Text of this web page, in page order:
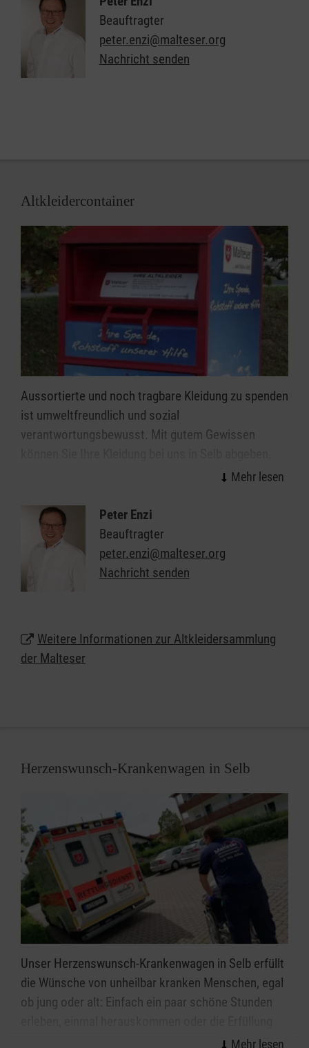
Sortiment bedienen. So können auch Menschen mit
knappen Einkommen selbstständig einkaufen,
haben eine Auswahl und sind nicht nur auf
Zuteilungen angewiesen. Dies stärkt die
Beauftragter
peter.enzi@malteser.org
Nachricht senden
Altkleidercontainer
Aussortierte und noch tragbare Kleidung zu spenden
ist umweltfreundlich und sozial
verantwortungsbewusst. Mit gutem Gewissen
Wir garantieren eine faire und extern überprüfte,
Verkauf Ihrer Altkleiderspenden finanzieren wir
unsere sozialen und humanitären Projekte, die wir
für Betroffene kostenlos anbieten.
Peter Enzi
Beauftragter
peter.enzi@malteser.org
Nachricht senden
Weitere Informationen zur Altkleidersammlung
der Malteser
Herzenswunsch-Krankenwagen in Selb
Unser Herzenswunsch-Krankenwagen in Selb erfüllt
die Wünsche von unheilbar kranken Menschen, egal
ob jung oder alt: Einfach ein paar schöne Stunden
einer besonderen Herzensangelegenheit - dies alles